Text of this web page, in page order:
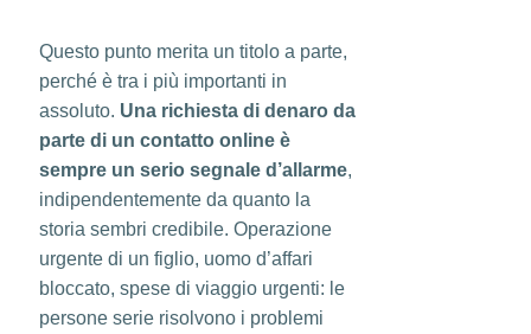
Questo punto merita un titolo a parte,
perché è tra i più importanti in
assoluto. Una richiesta di denaro da
parte di un contatto online è
sempre un serio segnale d’allarme,
indipendentemente da quanto la
storia sembri credibile. Operazione
urgente di un figlio, uomo d’affari
bloccato, spese di viaggio urgenti: le
persone serie risolvono i problemi